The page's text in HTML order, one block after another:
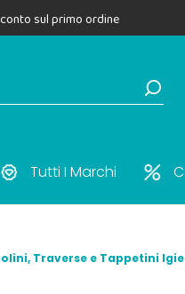
sul primo ordine
Tutti I Marchi
Traverse e Tappetini